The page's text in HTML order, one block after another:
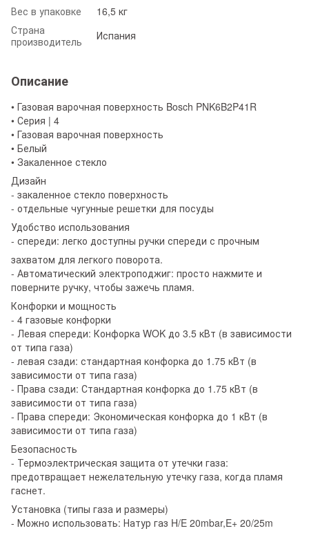
Вес в упаковке
16,5 кг
Страна
производитель
Испания
Описание
• Газовая варочная поверхность Bosch PNK6B2P41R
• Серия | 4
• Газовая варочная поверхность
• Белый
• Закаленное стекло
Дизайн
- закаленное стекло поверхность
- отдельные чугунные решетки для посуды
Удобство использования
- спереди: легко доступны ручки спереди с прочным
захватом для легкого поворота.
- Автоматический электроподжиг: просто нажмите и
поверните ручку, чтобы зажечь пламя.
Конфорки и мощность
- 4 газовые конфорки
- Левая спереди: Конфорка WOK до 3.5 кВт (в зависимости
от типа газа)
- левая сзади: стандартная конфорка до 1.75 кВт (в
зависимости от типа газа)
- Права сзади: Стандартная конфорка до 1.75 кВт (в
зависимости от типа газа)
- Права спереди: Экономическая конфорка до 1 кВт (в
зависимости от типа газа)
Безопасность
- Термоэлектрическая защита от утечки газа:
предотвращает нежелательную утечку газа, когда пламя
гаснет.
Установка (типы газа и размеры)
- Можно использовать: Натур газ H/E 20mbar,E+ 20/25m